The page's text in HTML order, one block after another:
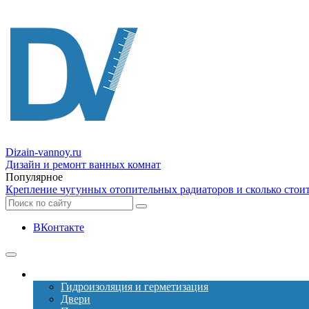
Dizain-vannoy.ru
Дизайн и ремонт ванных комнат
Популярное
Крепление чугунных отопительных радиаторов и сколько
ВКонтакте
Гидроизоляция и герметизация
Двери